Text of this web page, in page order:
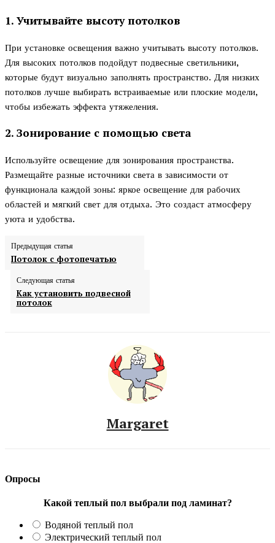
1. Учитывайте высоту потолков
При установке освещения важно учитывать высоту потолков.
Для высоких потолков подойдут подвесные светильники,
которые будут визуально заполнять пространство. Для низких
потолков лучше выбирать встраиваемые или плоские модели,
чтобы избежать эффекта утяжеления.
2. Зонирование с помощью света
Используйте освещение для зонирования пространства.
Размещайте разные источники света в зависимости от
функционала каждой зоны: яркое освещение для рабочих
областей и мягкий свет для отдыха. Это создаст атмосферу
уюта и удобства.
Предыдущая статья
Потолок с фотопечатью
Следующая статья
Как установить подвесной
потолок
Margaret
Опросы
Какой теплый пол выбрали под ламинат?
Водяной теплый пол
Электрический теплый пол